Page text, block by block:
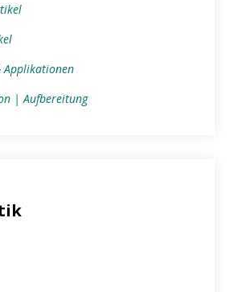
Applikationen
| Aufbereitung